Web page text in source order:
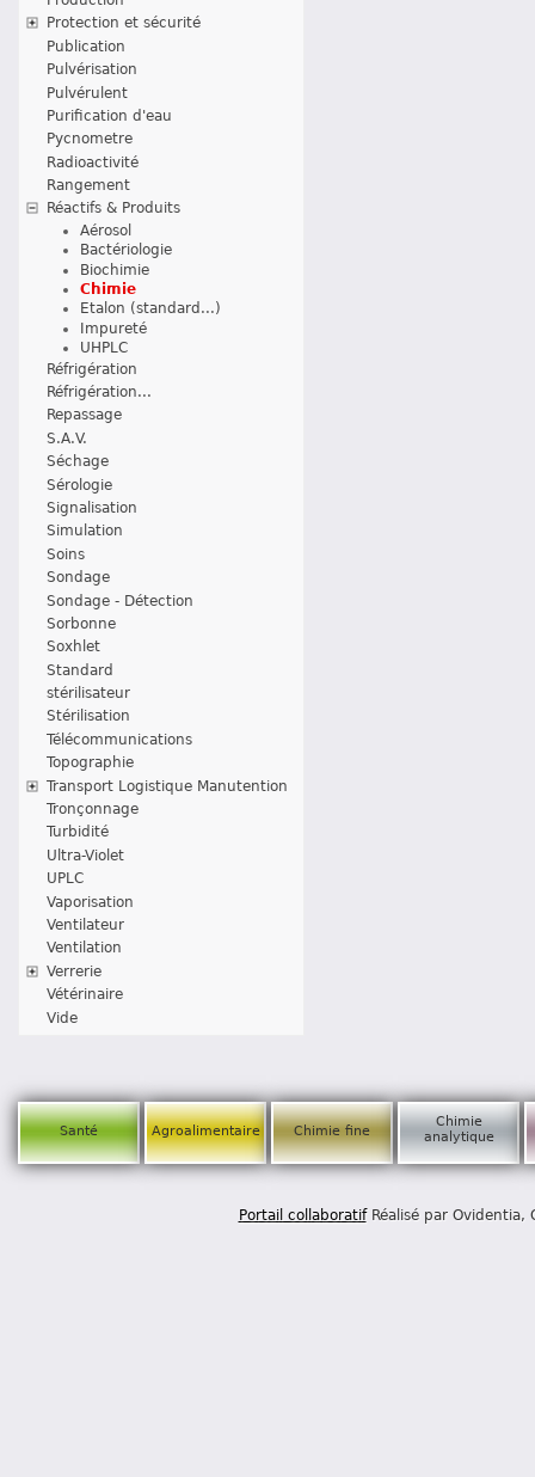
Protection et sécurité
Publication
Pulvérisation
Pulvérulent
Purification d'eau
Pycnometre
Radioactivité
Rangement
Réactifs & Produits
Aérosol
Bactériologie
Biochimie
Chimie
Etalon (standard...)
Impureté
UHPLC
Réfrigération
Réfrigération...
Repassage
S.A.V.
Séchage
Sérologie
Signalisation
Simulation
Soins
Sondage
Sondage - Détection
Sorbonne
Soxhlet
Standard
stérilisateur
Stérilisation
Télécommunications
Topographie
Transport Logistique Manutention
Tronçonnage
Turbidité
Ultra-Violet
UPLC
Vaporisation
Ventilateur
Ventilation
Verrerie
Vétérinaire
Vide
Santé Agroalimentaire Chimie fine
Chimie
analytique
Portail collaboratifRéalisé par Ovidentia,